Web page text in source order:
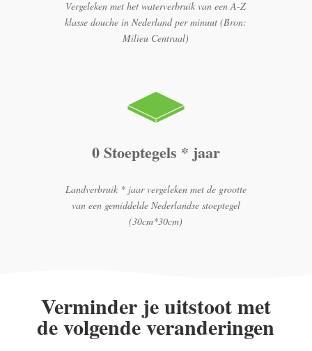
Vergeleken met het waterverbruik van een A-Z
klasse douche in Nederland per minuut (Bron:
Milieu Centraal)
0 Stoeptegels * jaar
Landverbruik * jaar vergeleken met de grootte
van een gemiddelde Nederlandse stoeptegel
(30cm*30cm)
Verminder je uitstoot met
de volgende veranderingen